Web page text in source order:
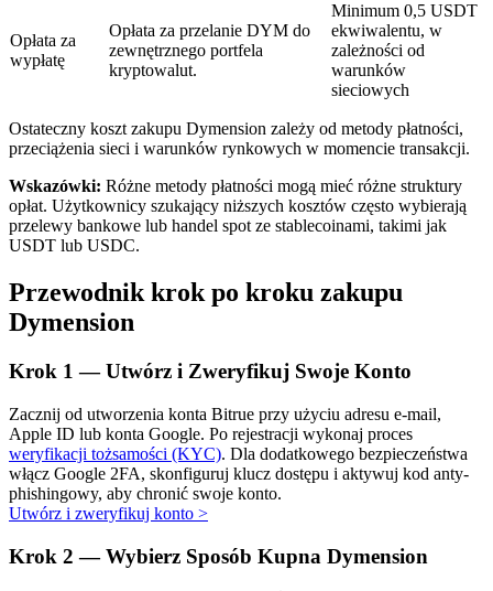
Pożyczki
Usługa pożyczek wspieranych kryptowalutami
Automatyczna inwestycja
Naucz się stakingu
Opłata za
wypłatę
Opłata za przelanie DYM do
zewnętrznego portfela
kryptowalut.
Minimum 0,5 USDT
ekwiwalentu, w
zależności od
warunków
sieciowych
Ostateczny koszt zakupu Dymension zależy od metody płatności,
przeciążenia sieci i warunków rynkowych w momencie transakcji.
Wskazówki: Różne metody płatności mogą mieć różne struktury
opłat. Użytkownicy szukający niższych kosztów często wybierają
przelewy bankowe lub handel spot ze stablecoinami, takimi jak
USDT lub USDC.
Przewodnik krok po kroku zakupu
Dymension
Krok 1 —Utwórz i Zweryfikuj Swoje Konto
Zacznij od utworzenia konta Bitrue przy użyciu adresu e-mail,
Apple ID lub konta Google. Po rejestracji wykonaj proces
weryfikacji tożsamości (KYC). Dla dodatkowego bezpieczeństwa
włącz Google 2FA, skonfiguruj klucz dostępu i aktywuj kod anty-
phishingowy, aby chronić swoje konto.
Utwórz i zweryfikuj konto >
Krok 2 — Wybierz Sposób Kupna Dymension